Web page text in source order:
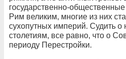
государственно-
Рим великим, многие из них
сухопутных империй. Судить
столетиям, все равно, что о
периоду Перестройки.